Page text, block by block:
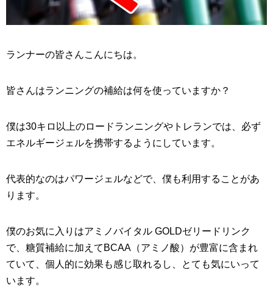
ランナーの皆さんこんにちは。
皆さんはランニングの補給は何を使っていますか？
僕は30キロ以上のロードランニングやトレランでは、必ず
エネルギージェルを携帯するようにしています。
代表的なのはパワージェルなどで、僕も利用することがあ
ります。
僕のお気に入りはアミノバイタル GOLDゼリードリンク
で、糖質補給に加えてBCAA（アミノ酸）が豊富に含まれ
ていて、個人的に効果も感じ取れるし、とても気にいって
います。